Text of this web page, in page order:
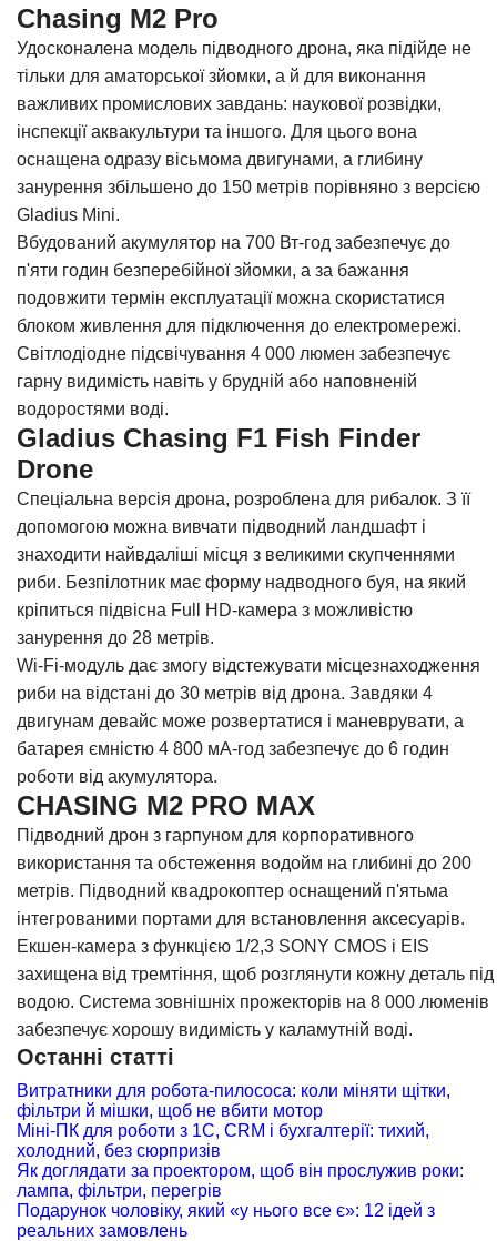
Chasing M2 Pro
Удосконалена модель підводного дрона, яка підійде не
тільки для аматорської зйомки, а й для виконання
важливих промислових завдань: наукової розвідки,
інспекції аквакультури та іншого. Для цього вона
оснащена одразу вісьмома двигунами, а глибину
занурення збільшено до 150 метрів порівняно з версією
Gladius Mini.
Вбудований акумулятор на 700 Вт-год забезпечує до
п'яти годин безперебійної зйомки, а за бажання
подовжити термін експлуатації можна скористатися
блоком живлення для підключення до електромережі.
Світлодіодне підсвічування 4 000 люмен забезпечує
гарну видимість навіть у брудній або наповненій
водоростями воді.
Gladius Chasing F1 Fish Finder
Drone
Спеціальна версія дрона, розроблена для рибалок. З її
допомогою можна вивчати підводний ландшафт і
знаходити найвдаліші місця з великими скупченнями
риби. Безпілотник має форму надводного буя, на який
кріпиться підвісна Full HD-камера з можливістю
занурення до 28 метрів.
Wi-Fi-модуль дає змогу відстежувати місцезнаходження
риби на відстані до 30 метрів від дрона. Завдяки 4
двигунам девайс може розвертатися і маневрувати, а
батарея ємністю 4 800 мА-год забезпечує до 6 годин
роботи від акумулятора.
CHASING M2 PRO MAX
Підводний дрон з гарпуном для корпоративного
використання та обстеження водойм на глибині до 200
метрів. Підводний квадрокоптер оснащений п'ятьма
інтегрованими портами для встановлення аксесуарів.
Екшен-камера з функцією 1/2,3 SONY CMOS і EIS
захищена від тремтіння, щоб розглянути кожну деталь під
водою. Система зовнішніх прожекторів на 8 000 люменів
забезпечує хорошу видимість у каламутній воді.
Останні статті
Витратники для робота-пилососа: коли міняти щітки,
фільтри й мішки, щоб не вбити мотор
Міні-ПК для роботи з 1С, CRM і бухгалтерії: тихий,
холодний, без сюрпризів
Як доглядати за проектором, щоб він прослужив роки:
лампа, фільтри, перегрів
Подарунок чоловіку, який «у нього все є»: 12 ідей з
реальних замовлень